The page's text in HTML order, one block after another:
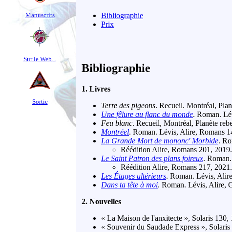
Manuscrits
Sur le Web...
Sortie
Bibliographie
Prix
Bibliographie
1. Livres
Terre des pigeons. Recueil. Montréal,
Une fêlure au flanc du monde. Roman.
Feu blanc. Recueil, Montréal, Planète
Montréel. Roman. Lévis, Alire, Romans
La Grande Mort de mononc' Morbide.
Réédition Alire, Romans 201, 2019.
Le Saint Patron des plans foireux.
Réédition Alire, Romans 217, 2021.
Les Étages ultérieurs. Roman. Lévis,
Dans ta tête à moi. Roman. Lévis, Alire,
2. Nouvelles
« La Maison de l'anxitecte », Solaris 130,
« Souvenir du Saudade Express »,